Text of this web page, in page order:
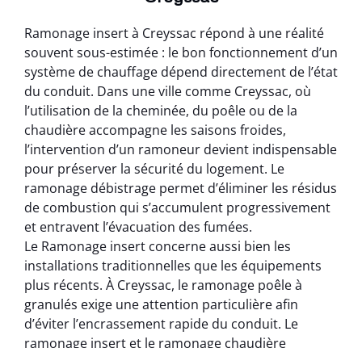
Ramonage insert à Creyssac répond à une réalité
souvent sous-estimée : le bon fonctionnement d’un
système de chauffage dépend directement de l’état
du conduit. Dans une ville comme Creyssac, où
l’utilisation de la cheminée, du poêle ou de la
chaudière accompagne les saisons froides,
l’intervention d’un ramoneur devient indispensable
pour préserver la sécurité du logement. Le
ramonage débistrage permet d’éliminer les résidus
de combustion qui s’accumulent progressivement
et entravent l’évacuation des fumées.
Le Ramonage insert concerne aussi bien les
installations traditionnelles que les équipements
plus récents. À Creyssac, le ramonage poêle à
granulés exige une attention particulière afin
d’éviter l’encrassement rapide du conduit. Le
ramonage insert et le ramonage chaudière